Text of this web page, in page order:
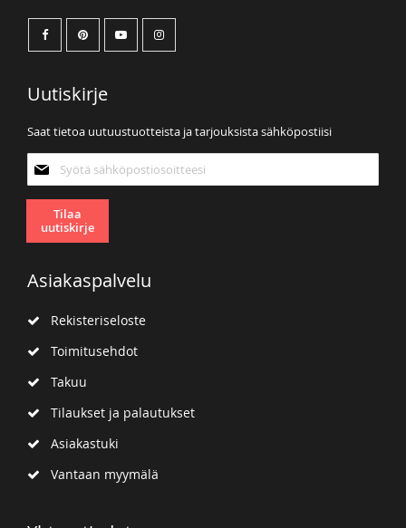
Uutiskirje
Saat tietoa uutuustuotteista ja tarjouksista sähköpostiisi
uutiskirjeemme:
Tilaa
uutiskirje
Asiakaspalvelu
Rekisteriseloste
Toimitusehdot
Takuu
Tilaukset ja palautukset
Asiakastuki
Vantaan myymälä